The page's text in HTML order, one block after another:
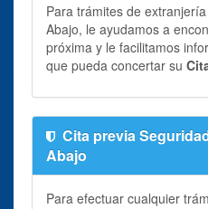
Para trámites de
Abajo, le ayudamos a
próxima y le facilitamos
que pueda concertar su
Cita previa
Abajo
Para efectuar cualquier